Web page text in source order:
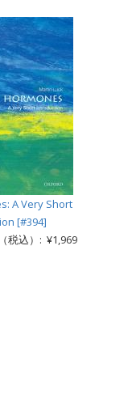
A Very Short
[#394]
税込）: ¥1,969